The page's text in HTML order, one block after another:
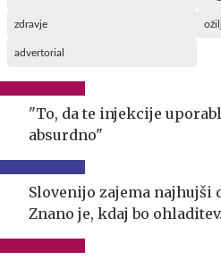
zdravje
advertorial
"To, da te injekcije
absurdno"
Slovenijo zajema najhujši
Znano je, kdaj bo ohladitev.